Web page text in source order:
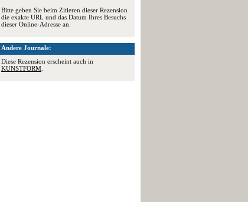
Bitte geben Sie beim Zitieren dieser Rezension
die exakte URL und das Datum Ihres Besuchs
dieser Online-Adresse an.
Andere Journale:
Diese Rezension erscheint auch in
KUNSTFORM